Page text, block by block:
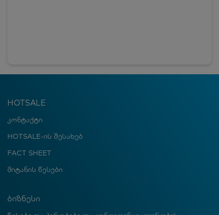
HOTSALE
კონტაქტი
HOTSALE-ის შესახებ
FACT SHEET
მიტანის წესები
ბიზნესი